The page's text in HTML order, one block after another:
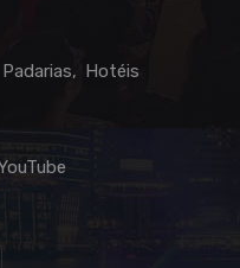
Padarias Hotéis